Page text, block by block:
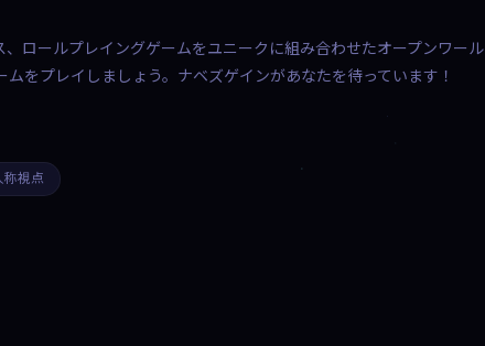
ロールプレイングゲームをユニークに組み合わせたオープンワール
をプレイしましょう。ナベズゲインがあなたを待っています！
称視点